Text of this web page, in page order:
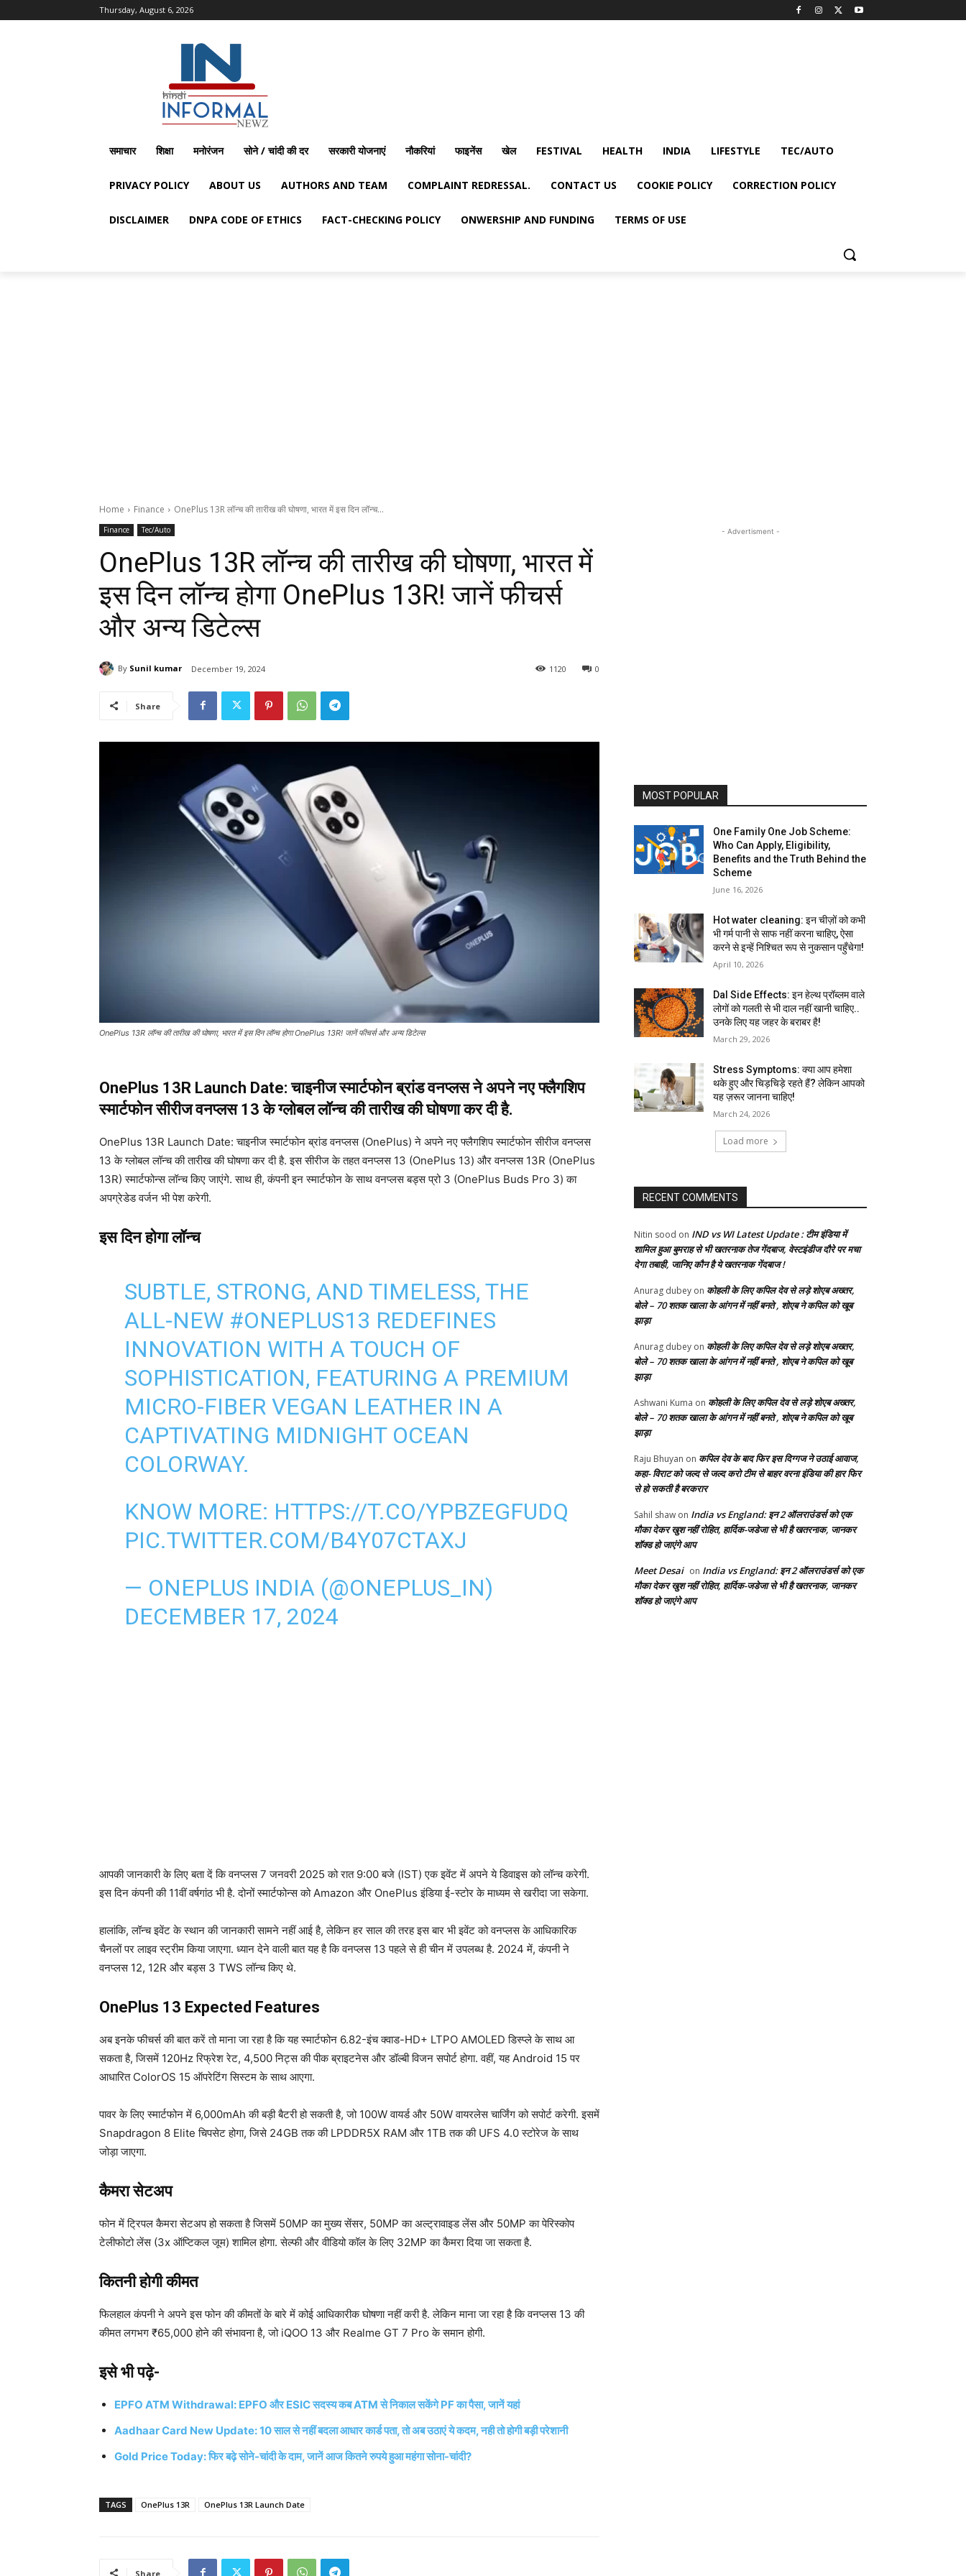
Thursday, August 6, 2026
समाचार शिक्षा मनोरंजन सोने / चांदी की दर सरकारी योजनाएं नौकरियां फाइनेंस खेल FESTIVAL HEALTH INDIA LIFESTYLE TEC/AUTO
PRIVACY POLICY ABOUT US AUTHORS AND TEAM COMPLAINT REDRESSAL. CONTACT US COOKIE POLICY CORRECTION POLICY
DISCLAIMER DNPA CODE OF ETHICS FACT-CHECKING POLICY ONWERSHIP AND FUNDING TERMS OF USE
Home Finance OnePlus 13R लॉन्च की तारीख की घोषणा, भारत में इस दिन लॉन्च...
Finance Tec/Auto
OnePlus 13R लॉन्च की तारीख की घोषणा, भारत में
इस दिन लॉन्च होगा OnePlus 13R! जानें फीचर्स
और अन्य डिटेल्स
By Sunil kumar December 19, 2024 0
1120
Share
OnePlus 13R लॉन्च की तारीख की घोषणा, भारत में इस दिन लॉन्च होगा OnePlus 13R! जानें फीचर्स और अन्य डिटेल्स
OnePlus 13R Launch Date: चाइनीज स्मार्टफोन ब्रांड वनप्लस ने अपने नए फ्लैगशिप
स्मार्टफोन सीरीज वनप्लस 13 के ग्लोबल लॉन्च की तारीख की घोषणा कर दी है.
OnePlus 13R Launch Date: चाइनीज स्मार्टफोन ब्रांड वनप्लस (OnePlus) ने अपने नए फ्लैगशिप स्मार्टफोन सीरीज वनप्लस
13 के ग्लोबल लॉन्च की तारीख की घोषणा कर दी है. इस सीरीज के तहत वनप्लस 13 (OnePlus 13) और वनप्लस 13R (OnePlus
13R) स्मार्टफोन्स लॉन्च किए जाएंगे. साथ ही, कंपनी इन स्मार्टफोन के साथ वनप्लस बड्स प्रो 3 (OnePlus Buds Pro 3) का
अपग्रेडेड वर्जन भी पेश करेगी.
इस दिन होगा लॉन्च
SUBTLE, STRONG, AND TIMELESS, THE
ALL-NEW #ONEPLUS13 REDEFINES
INNOVATION WITH A TOUCH OF
SOPHISTICATION, FEATURING A PREMIUM
MICRO-FIBER VEGAN LEATHER IN A
CAPTIVATING MIDNIGHT OCEAN
COLORWAY.
KNOW MORE: HTTPS://T.CO/YPBZEGFUDQ
PIC.TWITTER.COM/B4Y07CTAXJ
— ONEPLUS INDIA (@ONEPLUS_IN)
DECEMBER 17, 2024
आपकी जानकारी के लिए बता दें कि वनप्लस 7 जनवरी 2025 को रात 9:00 बजे (IST) एक इवेंट में अपने ये डिवाइस को लॉन्च करेगी.
इस दिन कंपनी की 11वीं वर्षगांठ भी है. दोनों स्मार्टफोन्स को Amazon और OnePlus इंडिया ई-स्टोर के माध्यम से खरीदा जा सकेगा.
हालांकि, लॉन्च इवेंट के स्थान की जानकारी सामने नहीं आई है, लेकिन हर साल की तरह इस बार भी इवेंट को वनप्लस के आधिकारिक
चैनलों पर लाइव स्ट्रीम किया जाएगा. ध्यान देने वाली बात यह है कि वनप्लस 13 पहले से ही चीन में उपलब्ध है. 2024 में, कंपनी ने
वनप्लस 12, 12R और बड्स 3 TWS लॉन्च किए थे.
OnePlus 13 Expected Features
अब इनके फीचर्स की बात करें तो माना जा रहा है कि यह स्मार्टफोन 6.82-इंच क्वाड-HD+ LTPO AMOLED डिस्प्ले के साथ आ
सकता है, जिसमें 120Hz रिफ्रेश रेट, 4,500 निट्स की पीक ब्राइटनेस और डॉल्बी विजन सपोर्ट होगा. वहीं, यह Android 15 पर
आधारित ColorOS 15 ऑपरेटिंग सिस्टम के साथ आएगा.
पावर के लिए स्मार्टफोन में 6,000mAh की बड़ी बैटरी हो सकती है, जो 100W वायर्ड और 50W वायरलेस चार्जिंग को सपोर्ट करेगी. इसमें
Snapdragon 8 Elite चिपसेट होगा, जिसे 24GB तक की LPDDR5X RAM और 1TB तक की UFS 4.0 स्टोरेज के साथ
जोड़ा जाएगा.
कैमरा सेटअप
फोन में ट्रिपल कैमरा सेटअप हो सकता है जिसमें 50MP का मुख्य सेंसर, 50MP का अल्ट्रावाइड लेंस और 50MP का पेरिस्कोप
टेलीफोटो लेंस (3x ऑप्टिकल जूम) शामिल होगा. सेल्फी और वीडियो कॉल के लिए 32MP का कैमरा दिया जा सकता है.
कितनी होगी कीमत
फिलहाल कंपनी ने अपने इस फोन की कीमतों के बारे में कोई आधिकारीक घोषणा नहीं करी है. लेकिन माना जा रहा है कि वनप्लस 13 की
कीमत लगभग ₹65,000 होने की संभावना है, जो iQOO 13 और Realme GT 7 Pro के समान होगी.
इसे भी पढ़े-
EPFO ATM Withdrawal: EPFO ​​और ESIC सदस्य कब ATM से निकाल सकेंगे PF का पैसा, जानें यहां
Aadhaar Card New Update: 10 साल से नहीं बदला आधार कार्ड पता, तो अब उठाएं ये कदम, नही तो होगी बड़ी परेशानी
Gold Price Today: फिर बढ़े सोने-चांदी के दाम, जानें आज कितने रुपये हुआ महंगा सोना-चांदी?
TAGS OnePlus 13R OnePlus 13R Launch Date
Share
- Advertisment -
MOST POPULAR
One Family One Job Scheme:
Who Can Apply, Eligibility,
Benefits and the Truth Behind the
Scheme
June 16, 2026
Hot water cleaning: इन चीज़ों को कभी
भी गर्म पानी से साफ नहीं करना चाहिए, ऐसा
करने से इन्हें निश्चित रूप से नुकसान पहुँचेगा!
April 10, 2026
Dal Side Effects: इन हेल्थ प्रॉब्लम वाले
लोगों को गलती से भी दाल नहीं खानी चाहिए..
उनके लिए यह जहर के बराबर है!
March 29, 2026
Stress Symptoms: क्या आप हमेशा
थके हुए और चिड़चिड़े रहते हैं? लेकिन आपको
यह ज़रूर जानना चाहिए!
March 24, 2026
Load more
RECENT COMMENTS
Nitin sood on IND vs WI Latest Update : टीम इंडिया में
शामिल हुआ बुमराह से भी खतरनाक तेज गेंदबाज, वेस्टइंडीज दौरे पर मचा
देगा तबाही, जानिए कौन है ये खतरनाक गेंदबाज !
Anurag dubey on कोहली के लिए कपिल देव से लड़े शोएब अख्तर,
बोले – 70 शतक खाला के आंगन में नहीं बनते , शोएब ने कपिल को खूब
झाड़ा
Anurag dubey on कोहली के लिए कपिल देव से लड़े शोएब अख्तर,
बोले – 70 शतक खाला के आंगन में नहीं बनते , शोएब ने कपिल को खूब
झाड़ा
Ashwani Kuma on कोहली के लिए कपिल देव से लड़े शोएब अख्तर,
बोले – 70 शतक खाला के आंगन में नहीं बनते , शोएब ने कपिल को खूब
झाड़ा
Raju Bhuyan on कपिल देव के बाद फिर इस दिग्गज ने उठाई आवाज,
कहा- विराट को जल्द से जल्द करो टीम से बाहर वरना इंडिया की हार फिर
से हो सकती है बरकरार
Sahil shaw on India vs England: इन 2 ऑलराउंडर्स को एक
मौका देकर खुश नहीं रोहित, हार्दिक-जडेजा से भी है खतरनाक, जानकर
शॉक्ड हो जाएंगे आप
Meet Desai on India vs England: इन 2 ऑलराउंडर्स को एक
मौका देकर खुश नहीं रोहित, हार्दिक-जडेजा से भी है खतरनाक, जानकर
शॉक्ड हो जाएंगे आप